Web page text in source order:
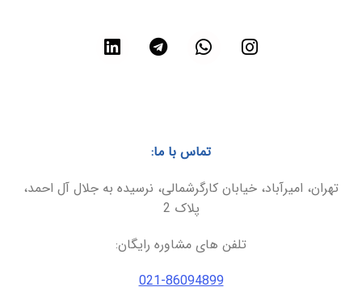
تماس با ما:
تهران، امیرآباد، خیابان کارگرشمالی، نرسیده به جلال آل احمد،
پلاک 2
تلفن های مشاوره رایگان:
021-86094899